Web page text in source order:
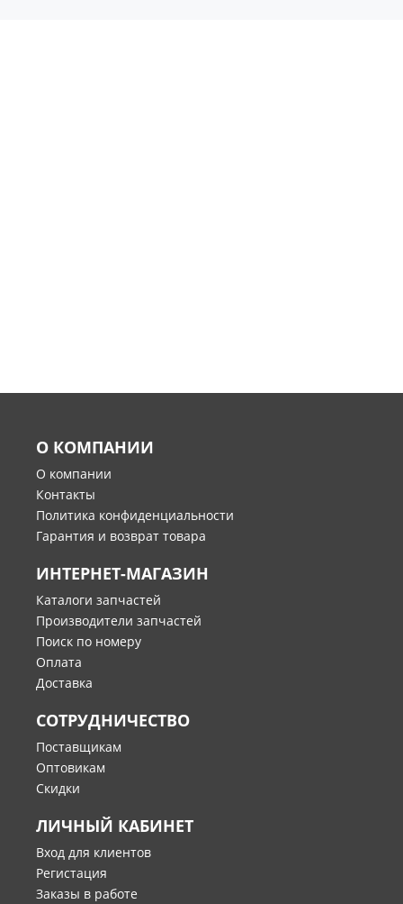
О КОМПАНИИ
О компании
Контакты
Политика конфиденциальности
Гарантия и возврат товара
ИНТЕРНЕТ-МАГАЗИН
Каталоги запчастей
Производители запчастей
Поиск по номеру
Оплата
Доставка
СОТРУДНИЧЕСТВО
Поставщикам
Оптовикам
Скидки
ЛИЧНЫЙ КАБИНЕТ
Вход для клиентов
Регистация
Заказы в работе